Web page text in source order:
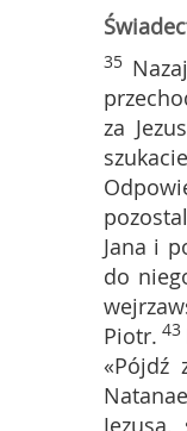
35
za
Jana i
do
Piotr. 43
«Pójdź